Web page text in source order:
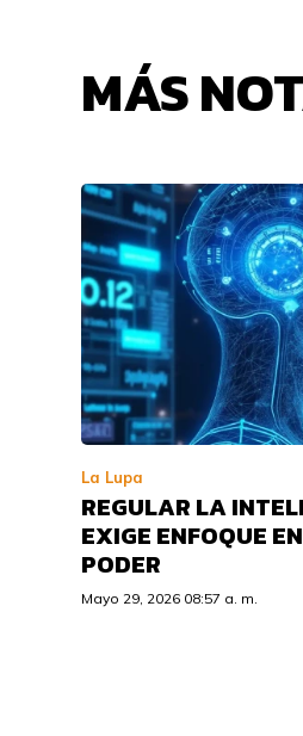
MÁS
La Lupa
REGULAR LA
EXIGE ENFOQUE
PODER
Mayo 29, 2026 08:57 a. m.